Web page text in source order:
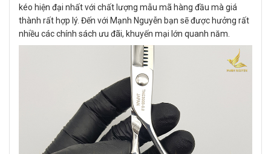
kéo hiện đại nhất với chất lượng mẫu mã hàng đầu mà giá
thành rất hợp lý. Đến với Mạnh Nguyễn bạn sẽ được hưởng rất
nhiều các chính sách ưu đãi, khuyến mại lớn quanh năm.